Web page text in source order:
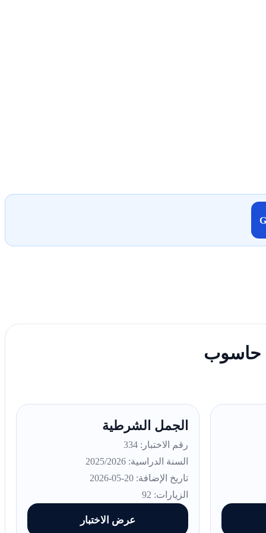
حاسوب
الجمل الشرطية
رقم الاختبار: 334
السنة الدراسية: 2025/2026
تاريخ الإضافة: 20-05-2026
الزيارات: 92
عرض الاختبار